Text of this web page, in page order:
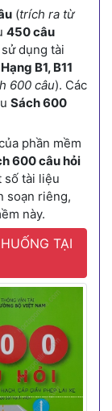
(trích ra từ
450 câu
sử dụng tài
Hạng B1, B11
600 câu). Các
Sách 600
phần mềm
600 câu hỏi
số tài liệu
soạn riêng,
này.
TẠI